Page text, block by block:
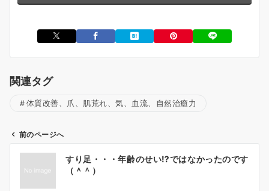
関連タグ
体質改善、爪、肌荒れ、気、血流、自然治癒力
前のページへ
すり足・・・年齢のせい⁉ではなかったのです
（＾＾）